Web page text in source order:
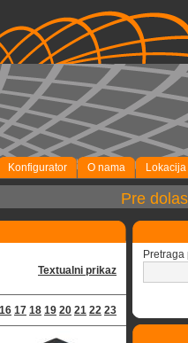
Konfigurator O nama Lokacija
Pre
Textualni prikaz
16 17 18 19 20 21 22 23